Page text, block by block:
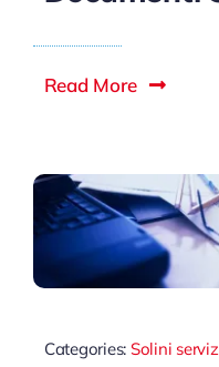
Read More
Categories: Solini